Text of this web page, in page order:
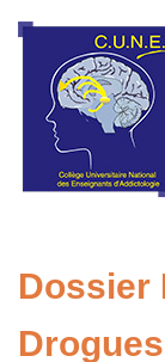
Dossier